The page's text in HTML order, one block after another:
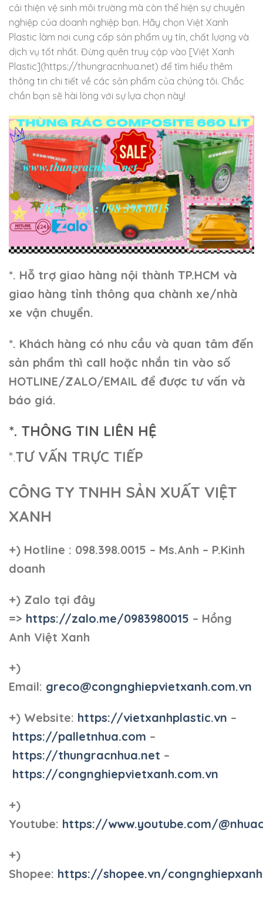
cải thiện vệ sinh môi trường mà còn thể hiện sự chuyên
nghiệp của doanh nghiệp bạn. Hãy chọn Việt Xanh
Plastic làm nơi cung cấp sản phẩm uy tín, chất lượng và
dịch vụ tốt nhất. Đừng quên truy cập vào [Việt Xanh
Plastic](https://thungracnhua.net) để tìm hiểu thêm
thông tin chi tiết về các sản phẩm của chúng tôi. Chắc
chắn bạn sẽ hài lòng với sự lựa chọn này!
*. Hỗ trợ giao hàng nội thành TP.HCM và
giao hàng tỉnh thông qua chành xe/nhà
xe vận chuyển.
*. Khách hàng có nhu cầu và quan tâm đến
sản phẩm thì call hoặc nhắn tin vào số
HOTLINE/ZALO/EMAIL để được tư vấn và
báo giá.
*. THÔNG TIN LIÊN HỆ
*.TƯ VẤN TRỰC TIẾP
CÔNG TY TNHH SẢN XUẤT VIỆT
XANH
+) Hotline : 098.398.0015 – Ms.Anh – P.Kinh
doanh
+) Zalo tại đây
=> https://zalo.me/0983980015 – Hồng
Anh Việt Xanh
+)
Email: greco@congnghiepvietxanh.com.vn
+) Website: https://vietxanhplastic.vn –
https://palletnhua.com –
https://thungracnhua.net –
https://congnghiepvietxanh.com.vn
+)
Youtube: https://www.youtube.com/
+)
Shopee: https://shopee.vn/